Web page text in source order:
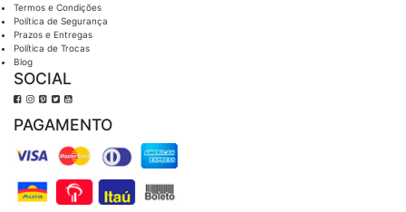
Termos e Condições
Política de Segurança
Prazos e Entregas
Política de Trocas
Blog
SOCIAL
PAGAMENTO